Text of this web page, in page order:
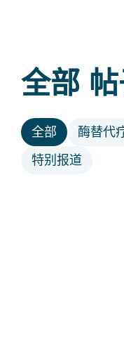
全部
全部 酶替代
特别报道